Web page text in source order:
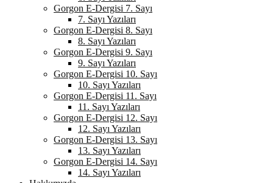
Gorgon E-Dergisi 7. Sayı
7. Sayı Yazıları
Gorgon E-Dergisi 8. Sayı
8. Sayı Yazıları
Gorgon E-Dergisi 9. Sayı
9. Sayı Yazıları
Gorgon E-Dergisi 10. Sayı
10. Sayı Yazıları
Gorgon E-Dergisi 11. Sayı
11. Sayı Yazıları
Gorgon E-Dergisi 12. Sayı
12. Sayı Yazıları
Gorgon E-Dergisi 13. Sayı
13. Sayı Yazıları
Gorgon E-Dergisi 14. Sayı
14. Sayı Yazıları